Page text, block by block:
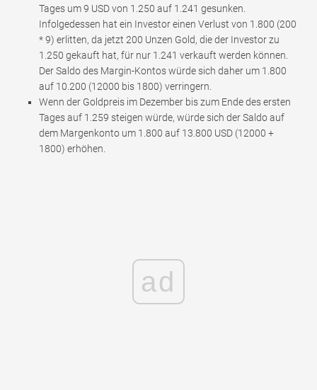
Tages um 9 USD von 1.250 auf 1.241 gesunken.
Infolgedessen hat ein Investor einen Verlust von 1.800 (200
* 9) erlitten, da jetzt 200 Unzen Gold, die der Investor zu
1.250 gekauft hat, für nur 1.241 verkauft werden können.
Der Saldo des Margin-Kontos würde sich daher um 1.800
auf 10.200 (12000 bis 1800) verringern.
Wenn der Goldpreis im Dezember bis zum Ende des ersten
Tages auf 1.259 steigen würde, würde sich der Saldo auf
dem Margenkonto um 1.800 auf 13.800 USD (12000 +
1800) erhöhen.
ad